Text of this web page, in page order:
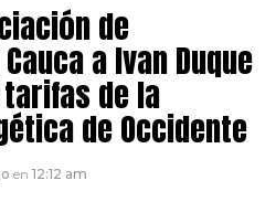
de
a Ivan Duque
de la
de Occidente
en 12:12 am